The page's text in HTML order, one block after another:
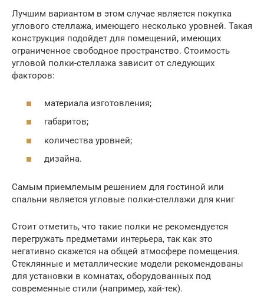
Лучшим вариантом в этом случае является покупка
углового стеллажа, имеющего несколько уровней. Такая
конструкция подойдет для помещений, имеющих
ограниченное свободное пространство. Стоимость
угловой полки-стеллажа зависит от следующих
факторов:
материала изготовления;
габаритов;
количества уровней;
дизайна.
Самым приемлемым решением для гостиной или
спальни является угловые полки-стеллажи для книг
Стоит отметить, что такие полки не рекомендуется
перегружать предметами интерьера, так как это
негативно скажется на общей атмосфере помещения.
Стеклянные и металлические модели рекомендованы
для установки в комнатах, оборудованных под
современные стили (например, хай-тек).